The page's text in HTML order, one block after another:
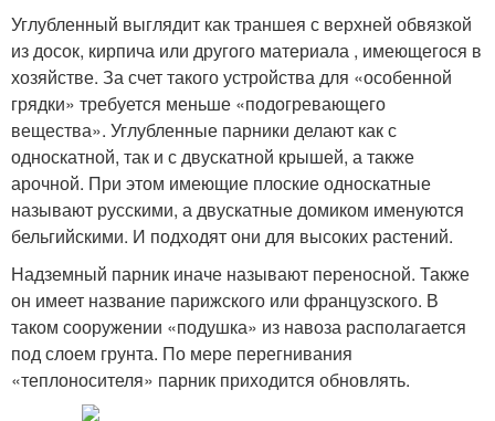
Углубленный выглядит как траншея с верхней обвязкой
из досок, кирпича или другого материала , имеющегося в
хозяйстве. За счет такого устройства для «особенной
грядки» требуется меньше «подогревающего
вещества». Углубленные парники делают как с
односкатной, так и с двускатной крышей, а также
арочной. При этом имеющие плоские односкатные
называют русскими, а двускатные домиком именуются
бельгийскими. И подходят они для высоких растений.
Надземный парник иначе называют переносной. Также
он имеет название парижского или французского. В
таком сооружении «подушка» из навоза располагается
под слоем грунта. По мере перегнивания
«теплоносителя» парник приходится обновлять.